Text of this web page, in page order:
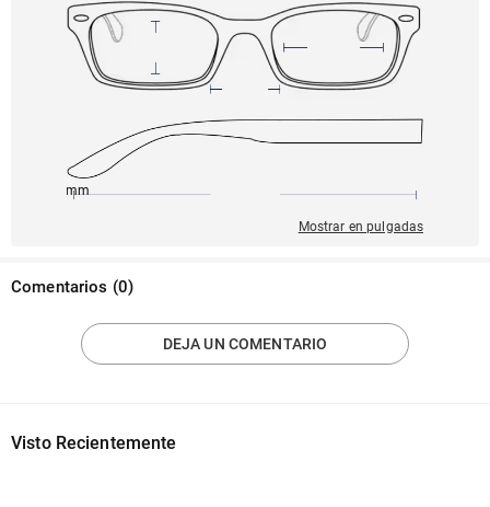
145mm
Mostrar en pulgadas
Comentarios (0)
DEJA UN COMENTARIO
Visto Recientemente